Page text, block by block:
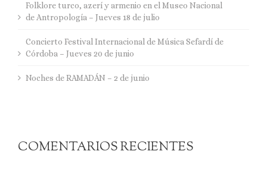
Folklore turco, azerí y armenio en el Museo Nacional
de Antropología – Jueves 18 de julio
Concierto Festival Internacional de Música Sefardí de
Córdoba – Jueves 20 de junio
Noches de RAMADÁN – 2 de junio
COMENTARIOS RECIENTES